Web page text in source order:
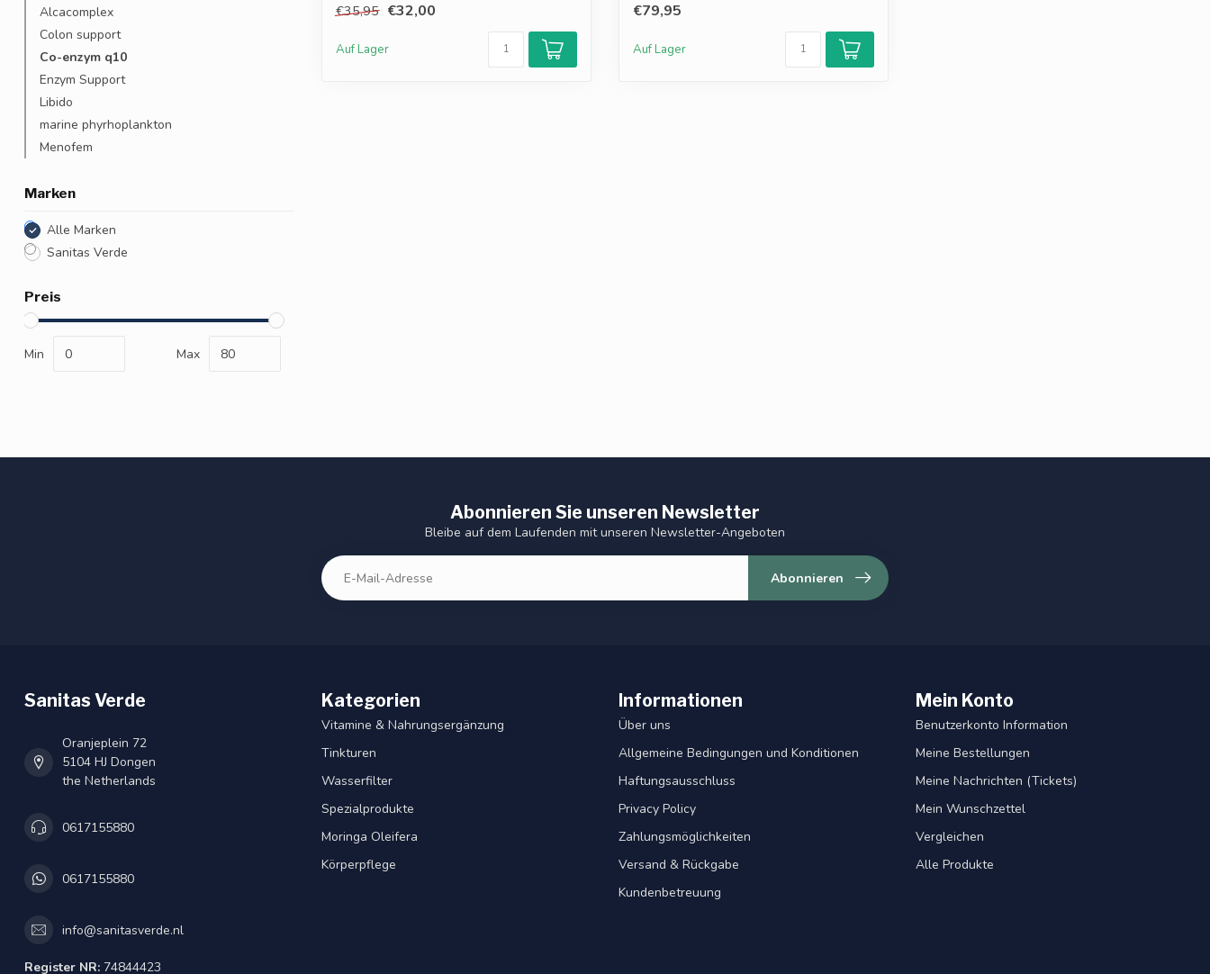
Alcacomplex
Colon support
Co-enzym q10
Enzym Support
Libido
marine phyrhoplankton
Menofem
Marken
Alle Marken
Sanitas Verde
Preis
Min Max
€35,95 €32,00
Auf Lager
€79,95
Auf Lager
Abonnieren Sie unseren Newsletter
Bleibe auf dem Laufenden mit unseren Newsletter-Angeboten
Abonnieren
Sanitas Verde
Oranjeplein 72
5104 HJ Dongen
the Netherlands
0617155880
0617155880
info@sanitasverde.nl
Register NR: 74844423
Kategorien
Vitamine & Nahrungsergänzung
Tinkturen
Wasserfilter
Spezialprodukte
Moringa Oleifera
Körperpflege
Informationen
Über uns
Allgemeine Bedingungen und Konditionen
Haftungsausschluss
Privacy Policy
Zahlungsmöglichkeiten
Versand & Rückgabe
Kundenbetreuung
Mein Konto
Benutzerkonto Information
Meine Bestellungen
Meine Nachrichten (Tickets)
Mein Wunschzettel
Vergleichen
Alle Produkte